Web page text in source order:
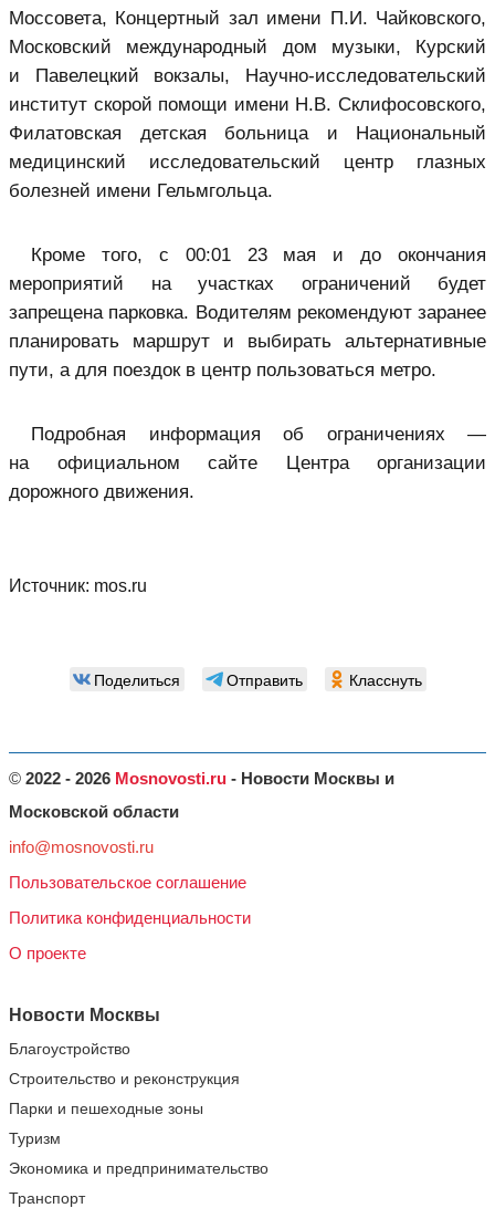
Моссовета, Концертный зал имени П.И. Чайковского,
Московский международный дом музыки, Курский
и Павелецкий вокзалы, Научно-исследовательский
институт скорой помощи имени Н.В. Склифосовского,
Филатовская детская больница и Национальный
медицинский исследовательский центр глазных
болезней имени Гельмгольца.
Кроме того, с 00:01 23 мая и до окончания
мероприятий на участках ограничений будет
запрещена парковка. Водителям рекомендуют заранее
планировать маршрут и выбирать альтернативные
пути, а для поездок в центр пользоваться метро.
Подробная информация об ограничениях —
на официальном сайте Центра организации
дорожного движения.
Источник: mos.ru
Поделиться Отправить Класснуть
© 2022 - 2026 Mosnovosti.ru - Новости Москвы и
Московской области
info@mosnovosti.ru
Пользовательское соглашение
Политика конфиденциальности
О проекте
Новости Москвы
Благоустройство
Строительство и реконструкция
Парки и пешеходные зоны
Туризм
Экономика и предпринимательство
Транспорт